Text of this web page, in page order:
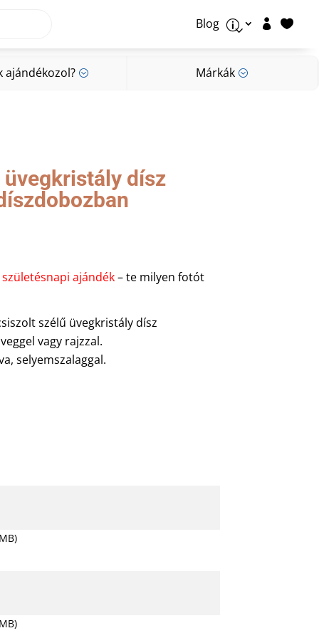
Blog p  
ajándékozol? ; Márkák ;
Márkák;
dísz
születésnapi ajándék– te milyen fotót
szélű üvegkristály dísz
vagy rajzzal.
selyemszalaggal.